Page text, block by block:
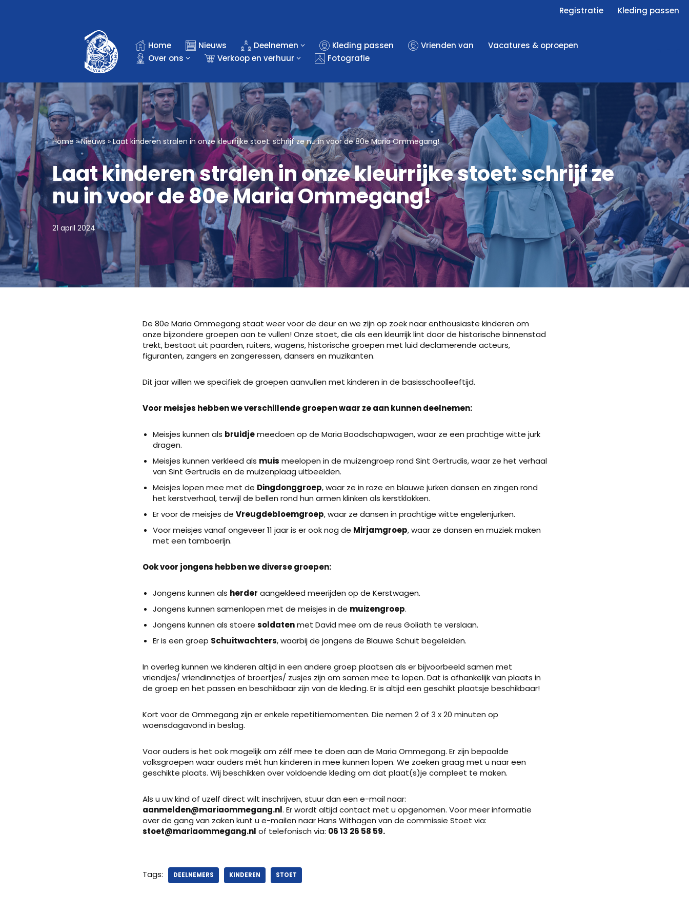
Registratie Kleding passen
Home Nieuws Deelnemen Kleding passen Vrienden van
Vacatures & oproepen
Over ons
Verkoop en verhuur Fotografie
Home»Nieuws»Laat kinderen stralen in onze kleurrijke stoet: schrijf ze nu in voor de 80e Maria Ommegang!
Laat kinderen stralen in onze kleurrijke stoet: schrijf ze
nu in voor de 80e Maria Ommegang!
21 april 2024
De 80e Maria Ommegang staat weer voor de deur en we zijn op zoek naar enthousiaste kinderen om
onze bijzondere groepen aan te vullen! Onze stoet, die als een kleurrijk lint door de historische binnenstad
trekt, bestaat uit paarden, ruiters, wagens, historische groepen met luid declamerende acteurs,
figuranten, zangers en zangeressen, dansers en muzikanten.
Dit jaar willen we specifiek de groepen aanvullen met kinderen in de basisschoolleeftijd.
Voor meisjes hebben we verschillende groepen waar ze aan kunnen deelnemen:
Meisjes kunnen als bruidjemeedoen op de Maria Boodschapwagen, waar ze een prachtige witte jurk
dragen.
Meisjes kunnen verkleed als muis meelopen in de muizengroep rond Sint Gertrudis, waar ze het verhaal
van Sint Gertrudis en de muizenplaag uitbeelden.
Meisjes lopen mee met de Dingdonggroep, waar ze in roze en blauwe jurken dansen en zingen rond
het kerstverhaal, terwijl de bellen rond hun armen klinken als kerstklokken.
Er voor de meisjes de Vreugdebloemgroep, waar ze dansen in prachtige witte engelenjurken.
Voor meisjes vanaf ongeveer 11 jaar is er ook nog de Mirjamgroep, waar ze dansen en muziek maken
met een tamboerijn.
Ook voor jongens hebben we diverse groepen:
Jongens kunnen als herder aangekleed meerijden op de Kerstwagen.
Jongens kunnen samenlopen met de meisjes in de muizengroep.
Jongens kunnen als stoere soldatenmet David mee om de reus Goliath te verslaan.
Er is een groep Schuitwachters, waarbij de jongens de Blauwe Schuit begeleiden.
In overleg kunnen we kinderen altijd in een andere groep plaatsen als er bijvoorbeeld samen met
vriendjes/ vriendinnetjes of broertjes/ zusjes zijn om samen mee te lopen. Dat is afhankelijk van plaats in
de groep en het passen en beschikbaar zijn van de kleding. Er is altijd een geschikt plaatsje beschikbaar!
Kort voor de Ommegang zijn er enkele repetitiemomenten. Die nemen 2 of 3 x 20 minuten op
woensdagavond in beslag.
Voor ouders is het ook mogelijk om zélf mee te doen aan de Maria Ommegang. Er zijn bepaalde
volksgroepen waar ouders mét hun kinderen in mee kunnen lopen. We zoeken graag met u naar een
geschikte plaats. Wij beschikken over voldoende kleding om dat plaat(s)je compleet te maken.
Als u uw kind of uzelf direct wilt inschrijven, stuur dan een e-mail naar:
aanmelden@mariaommegang.nl. Er wordt altijd contact met u opgenomen. Voor meer informatie
over de gang van zaken kunt u e-mailen naar Hans Withagen van de commissie Stoet via:
stoet@mariaommegang.nl of telefonisch via: 06 13 26 58 59.
Tags: DEELNEMERS KINDEREN STOET